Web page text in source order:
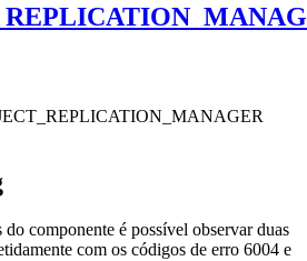
componente é possível observar duas
com os códigos de erro 6004 e